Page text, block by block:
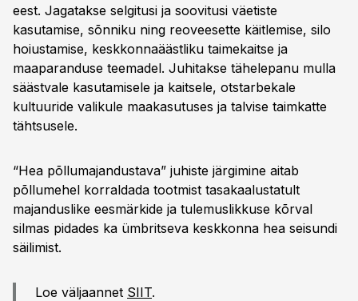
eest. Jagatakse selgitusi ja soovitusi väetiste
kasutamise, sõnniku ning reoveesette käitlemise, silo
hoiustamise, keskkonnaäästliku taimekaitse ja
maaparanduse teemadel. Juhitakse tähelepanu mulla
säästvale kasutamisele ja kaitsele, otstarbekale
kultuuride valikule maakasutuses ja talvise taimkatte
tähtsusele.
“Hea põllumajandustava” juhiste järgimine aitab
põllumehel korraldada tootmist tasakaalustatult
majanduslike eesmärkide ja tulemuslikkuse kõrval
silmas pidades ka ümbritseva keskkonna hea seisundi
säilimist.
Loe väljaannet SIIT.